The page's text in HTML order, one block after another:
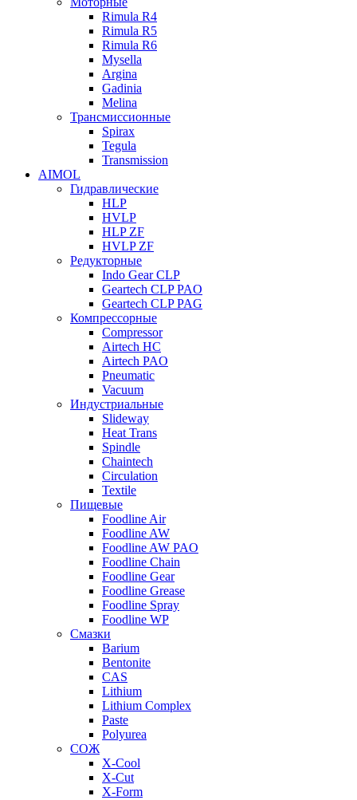
Rimula R4
Rimula R5
Rimula R6
Mysella
Argina
Gadinia
Melina
Трансмиссионные
Spirax
Tegula
Transmission
AIMOL
Гидравлические
HLP
HVLP
HLP ZF
HVLP ZF
Редукторные
Indo Gear CLP
Geartech CLP PAO
Geartech CLP PAG
Компрессорные
Compressor
Airtech HC
Airtech PAO
Pneumatic
Vacuum
Индустриальные
Slideway
Heat Trans
Spindle
Chaintech
Circulation
Textile
Пищевые
Foodline Air
Foodline AW
Foodline AW PAO
Foodline Chain
Foodline Gear
Foodline Grease
Foodline Spray
Foodline WP
Смазки
Barium
Bentonite
CAS
Lithium
Lithium Complex
Paste
Polyurea
СОЖ
X-Cool
X-Cut
X-Form